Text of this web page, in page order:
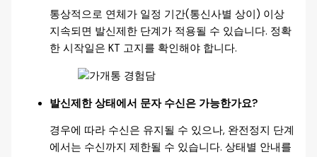
통상적으로 연체가 일정 기간(통신사별 상이) 이상
지속되면 발신제한 단계가 적용될 수 있습니다. 정확
한 시작일은 KT 고지를 확인해야 합니다.
발신제한 상태에서 문자 수신은 가능한가요?
경우에 따라 수신은 유지될 수 있으나, 완전정지 단계
에서는 수신까지 제한될 수 있습니다. 상태별 안내를